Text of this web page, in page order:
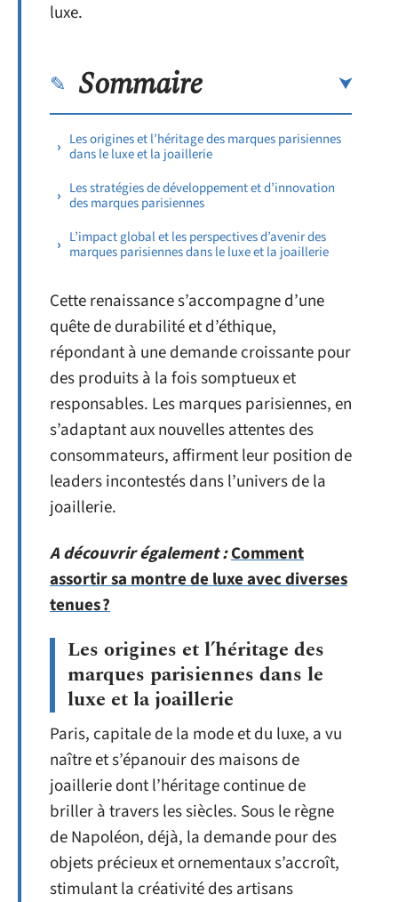
luxe.
Sommaire
Les origines et l’héritage des marques parisiennes
dans le luxe et la joaillerie
Les stratégies de développement et d’innovation
des marques parisiennes
L’impact global et les perspectives d’avenir des
marques parisiennes dans le luxe et la joaillerie
Cette renaissance s’accompagne d’une
quête de durabilité et d’éthique,
répondant à une demande croissante pour
des produits à la fois somptueux et
responsables. Les marques parisiennes, en
s’adaptant aux nouvelles attentes des
consommateurs, affirment leur position de
leaders incontestés dans l’univers de la
joaillerie.
A découvrir également :Comment
assortir sa montre de luxe avec diverses
tenues ?
Les origines et l’héritage des
marques parisiennes dans le
luxe et la joaillerie
Paris, capitale de la mode et du luxe, a vu
naître et s’épanouir des maisons de
joaillerie dont l’héritage continue de
briller à travers les siècles. Sous le règne
de Napoléon, déjà, la demande pour des
objets précieux et ornementaux s’accroît,
stimulant la créativité des artisans